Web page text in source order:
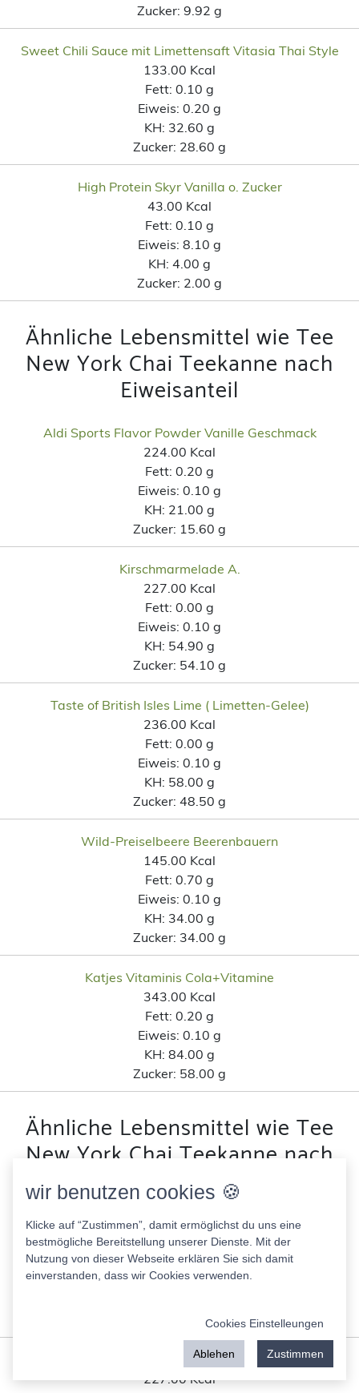
Zucker: 9.92 g
Sweet Chili Sauce mit Limettensaft Vitasia Thai Style
133.00 Kcal
Fett: 0.10 g
Eiweis: 0.20 g
KH: 32.60 g
Zucker: 28.60 g
High Protein Skyr Vanilla o. Zucker
43.00 Kcal
Fett: 0.10 g
Eiweis: 8.10 g
KH: 4.00 g
Zucker: 2.00 g
Ähnliche Lebensmittel wie Tee
New York Chai Teekanne nach
Eiweisanteil
Aldi Sports Flavor Powder Vanille Geschmack
224.00 Kcal
Fett: 0.20 g
Eiweis: 0.10 g
KH: 21.00 g
Zucker: 15.60 g
Kirschmarmelade A.
227.00 Kcal
Fett: 0.00 g
Eiweis: 0.10 g
KH: 54.90 g
Zucker: 54.10 g
Taste of British Isles Lime ( Limetten-Gelee)
236.00 Kcal
Fett: 0.00 g
Eiweis: 0.10 g
KH: 58.00 g
Zucker: 48.50 g
Wild-Preiselbeere Beerenbauern
145.00 Kcal
Fett: 0.70 g
Eiweis: 0.10 g
KH: 34.00 g
Zucker: 34.00 g
Katjes Vitaminis Cola+Vitamine
343.00 Kcal
Fett: 0.20 g
Eiweis: 0.10 g
KH: 84.00 g
Zucker: 58.00 g
Ähnliche Lebensmittel wie Tee
New York Chai Teekanne nach
Kohlenhydratanteil
Aldi Sports Flavor Powder Vanille Geschmack
224.00 Kcal
Fett: 0.20 g
Eiweis:0.10 g
15.60 g
Kirschmarmelade A.
227.00 Kcal
wir benutzen cookies 🍪
Klicke auf “Zustimmen”, damit ermöglichst du uns eine
bestmögliche Bereitstellung unserer Dienste. Mit der
Nutzung von dieser Webseite erklären Sie sich damit
einverstanden, dass wir Cookies verwenden.
Cookies Einstelleungen
Ablehen Zustimmen